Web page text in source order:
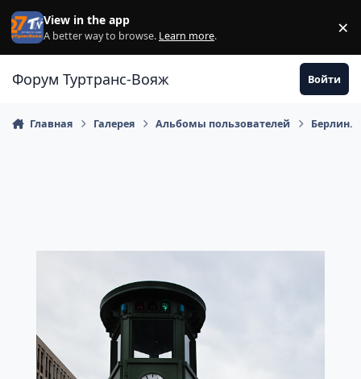
Перейти к содержанию
View in the app
A better way to browse. Learn more. ×
Форум Туртранс-Вояж Войти
Главная Галерея Альбомы пользователей Берлин.